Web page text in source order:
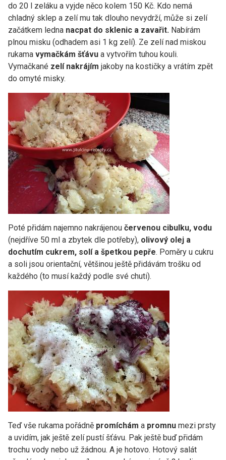
do 20 l zeláku a vyjde něco kolem 150 Kč. Kdo nemá
chladný sklep a zelí mu tak dlouho nevydrží, může si zelí
začátkem ledna nacpat do sklenic a zavařit. Nabírám
plnou misku (odhadem asi 1 kg zelí). Ze zelí nad miskou
rukama vymačkám šťávu a vytvořím tuhou kouli.
Vymačkané zelí nakrájím jakoby na kostičky a vrátím zpět
do omyté misky.
Poté přidám najemno nakrájenou červenou cibulku, vodu
(nejdříve 50 ml a zbytek dle potřeby), olivový olej a
dochutím cukrem, solí a špetkou pepře. Poměry u cukru
a soli jsou orientační, většinou ještě přidávám trošku od
každého (to musí každý podle své chuti).
Teď vše rukama pořádně promíchám a promnu mezi prsty
a uvidím, jak ještě zelí pustí šťávu. Pak ještě buď přidám
trochu vody nebo už žádnou. A je hotovo. Hotový salát